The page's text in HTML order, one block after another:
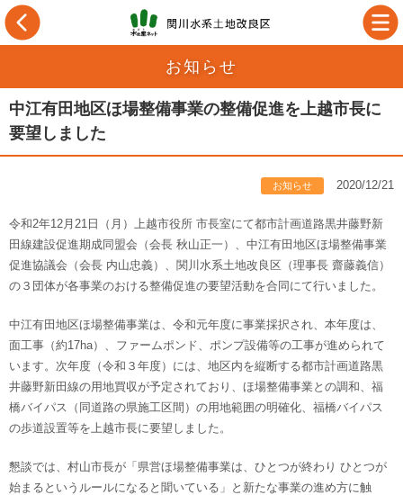
お知らせ
中江有田地区ほ場整備事業の整備促進を上越市長に
要望しました
お知らせ 2020/12/21
令和2年12月21日（月）上越市役所 市長室にて都市計画道路黒井藤野新
田線建設促進期成同盟会（会長 秋山正一）、中江有田地区ほ場整備事業
促進協議会（会長 内山忠義）、関川水系土地改良区（理事長 齋藤義信）
の３団体が各事業のおける整備促進の要望活動を合同にて行いました。
中江有田地区ほ場整備事業は、令和元年度に事業採択され、本年度は、
面工事（約17ha）、ファームポンド、ポンプ設備等の工事が進められて
います。次年度（令和３年度）には、地区内を縦断する都市計画道路黒
井藤野新田線の用地買収が予定されており、ほ場整備事業との調和、福
橋バイパス（同道路の県施工区間）の用地範囲の明確化、福橋バイパス
の歩道設置等を上越市長に要望しました。
懇談では、村山市長が「県営ほ場整備事業は、ひとつが終わり ひとつが
始まるというルールになると聞いている」と新たな事業の進め方に触